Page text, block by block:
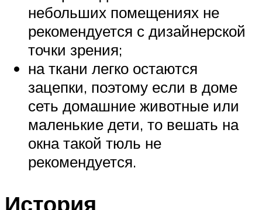
небольших помещениях не
рекомендуется с дизайнерской
точки зрения;
на ткани легко остаются
зацепки, поэтому если в доме
сеть домашние животные или
маленькие дети, то вешать на
окна такой тюль не
рекомендуется.
История